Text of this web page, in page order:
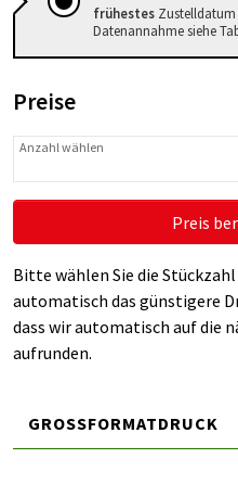
frühestes Zustelldatum
Datenannahme siehe
Preise
Anzahl wählen
Preis
Bitte wählen Sie die
automatisch das günstigere
dass wir automatisch auf die
aufrunden.
GROSSFORMATDRUCK